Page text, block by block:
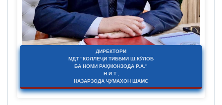
ДИРЕКТОРИ
МДТ "КОЛЛЕҶИ ТИББИИ Ш.КӮЛОБ
БА НОМИ РАҲМОНЗОДА Р.А."
Н.И.Т.,
НАЗАРЗОДА ҶУМАХОН ШАМС